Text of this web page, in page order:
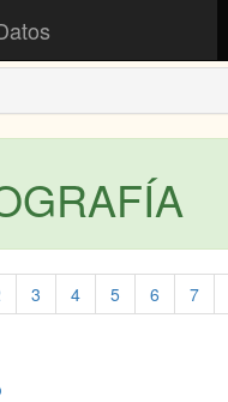
3 4 5 6 7